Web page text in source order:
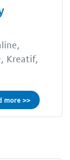
Kreatif,
more >>